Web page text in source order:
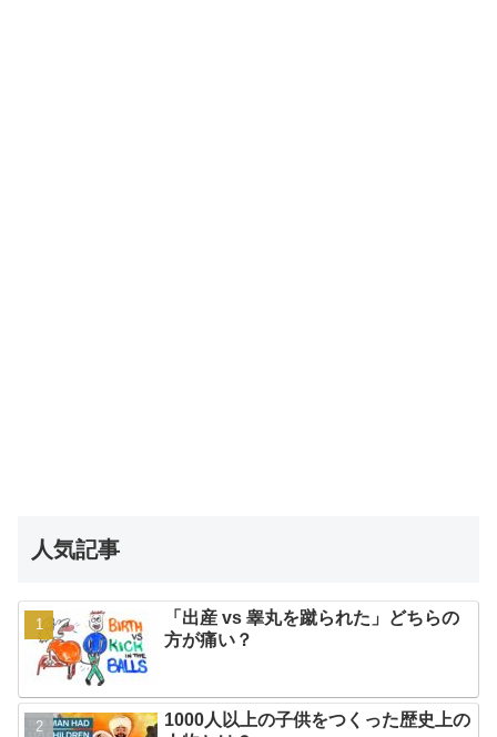
人気記事
「出産 vs 睾丸を蹴られた」どちらの
方が痛い？
1000人以上の子供をつくった歴史上の